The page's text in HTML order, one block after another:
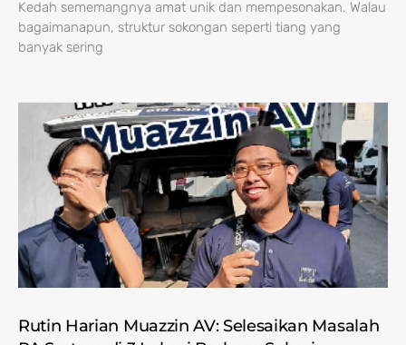
Kedah sememangnya amat unik dan mempesonakan. Walau
bagaimanapun, struktur sokongan seperti tiang yang
banyak sering
Rutin Harian Muazzin AV: Selesaikan Masalah